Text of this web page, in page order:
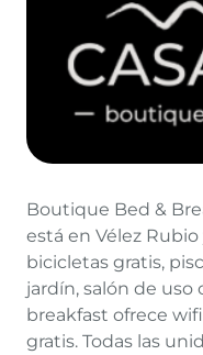
Boutique Bed &
está en Vélez
bicicletas gratis,
jardín, salón de uso
breakfast ofrece
gratis. Todas las